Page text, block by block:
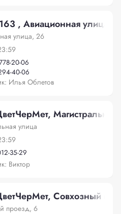
, Авиационная улица,
улица, 26
20-06
40-06
Илья Облетов
Магистральная
улица
35-29
Виктор
Совхозный
проезд, 6